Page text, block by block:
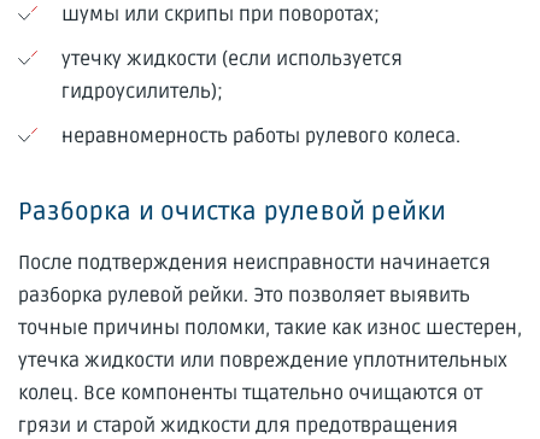
шумы или скрипы при поворотах;
утечку жидкости (если используется
гидроусилитель);
неравномерность работы рулевого колеса.
Разборка и очистка рулевой рейки
После подтверждения неисправности начинается
разборка рулевой рейки. Это позволяет выявить
точные причины поломки, такие как износ шестерен,
утечка жидкости или повреждение уплотнительных
колец. Все компоненты тщательно очищаются от
грязи и старой жидкости для предотвращения